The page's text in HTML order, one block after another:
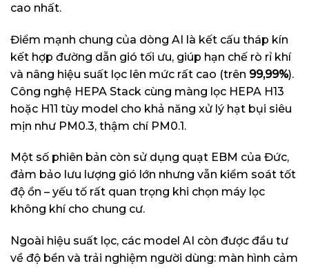
cao nhất.
Điểm mạnh chung của dòng AI là kết cấu tháp kín
kết hợp đường dẫn gió tối ưu, giúp hạn chế rò rỉ khí
và nâng hiệu suất lọc lên mức rất cao (trên 99,99%).
Công nghệ HEPA Stack cùng màng lọc HEPA H13
hoặc H11 tùy model cho khả năng xử lý hạt bụi siêu
mịn như PM0.3, thậm chí PM0.1.
Một số phiên bản còn sử dụng quạt EBM của Đức,
đảm bảo lưu lượng gió lớn nhưng vẫn kiểm soát tốt
độ ồn – yếu tố rất quan trọng khi chọn máy lọc
không khí cho chung cư.
Ngoài hiệu suất lọc, các model AI còn được đầu tư
về độ bền và trải nghiệm người dùng: màn hình cảm